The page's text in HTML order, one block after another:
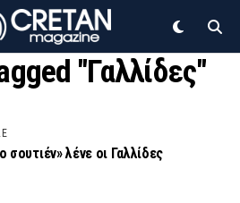
"Γαλλίδες"
σουτιέν» λένε οι Γαλλίδες